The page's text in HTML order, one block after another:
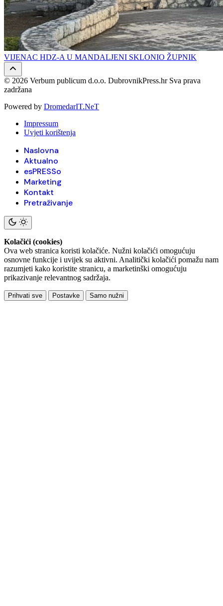
VIJENAC HDZ-A U MANDALJENI SKLONIO ŽUPNIK
© 2026 Verbum publicum d.o.o. DubrovnikPress.hr Sva prava
zadržana
Powered by DromedarIT.NeT
Impressum
Uvjeti korištenja
Naslovna
Aktualno
esPRESSo
Marketing
Kontakt
Pretraživanje
Kolačići (cookies)
Ova web stranica koristi kolačiće. Nužni kolačići omogućuju
osnovne funkcije i uvijek su aktivni. Analitički kolačići pomažu nam
razumjeti kako koristite stranicu, a marketinški omogućuju
prikazivanje relevantnog sadržaja.
Prihvati sve Postavke Samo nužni